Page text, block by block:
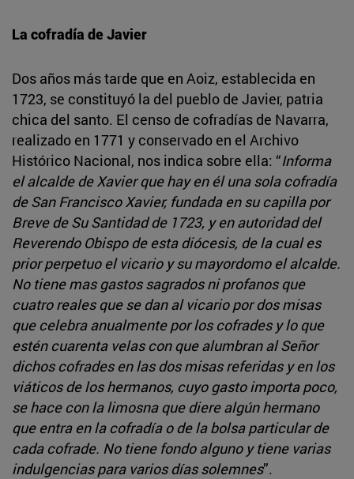
La cofradía de Javier
Dos años más tarde que en Aoiz, establecida en
1723, se constituyó la del pueblo de Javier, patria
chica del santo. El censo de cofradías de Navarra,
realizado en 1771 y conservado en el Archivo
Histórico Nacional, nos indica sobre ella: “Informa
el alcalde de Xavier que hay en él una sola cofradía
de San Francisco Xavier, fundada en su capilla por
Breve de Su Santidad de 1723, y en autoridad del
Reverendo Obispo de esta diócesis, de la cual es
prior perpetuo el vicario y su mayordomo el alcalde.
No tiene mas gastos sagrados ni profanos que
cuatro reales que se dan al vicario por dos misas
que celebra anualmente por los cofrades y lo que
estén cuarenta velas con que alumbran al Señor
dichos cofrades en las dos misas referidas y en los
viáticos de los hermanos, cuyo gasto importa poco,
se hace con la limosna que diere algún hermano
que entra en la cofradía o de la bolsa particular de
cada cofrade. No tiene fondo alguno y tiene varias
indulgencias para varios días solemnes”.